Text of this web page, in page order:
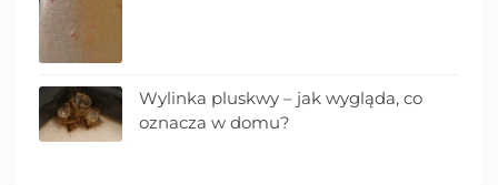
Wylinka pluskwy – jak wygląda, co
oznacza w domu?